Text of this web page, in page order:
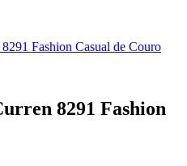
Fashion Casual de Couro
8291 Fashion